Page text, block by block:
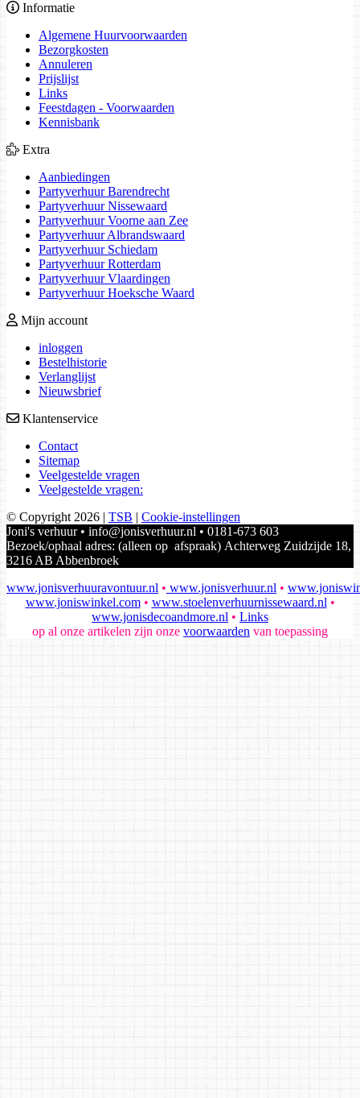
Informatie
Algemene Huurvoorwaarden
Bezorgkosten
Annuleren
Prijslijst
Links
Feestdagen - Voorwaarden
Kennisbank
Extra
Aanbiedingen
Partyverhuur Barendrecht
Partyverhuur Nissewaard
Partyverhuur Voorne aan Zee
Partyverhuur Albrandswaard
Partyverhuur Schiedam
Partyverhuur Rotterdam
Partyverhuur Vlaardingen
Partyverhuur Hoeksche Waard
Mijn account
inloggen
Bestelhistorie
Verlanglijst
Nieuwsbrief
Klantenservice
Contact
Sitemap
Veelgestelde vragen
Veelgestelde vragen:
© Copyright 2026 | TSB | Cookie-instellingen
Joni's verhuur • info@jonisverhuur.nl • 0181-673 603
Bezoek/ophaal adres: (alleen op afspraak) Achterweg Zuidzijde 18,
3216 AB Abbenbroek
www.jonisverhuuravontuur.nl • www.jonisverhuur.nl •
www.joniswinkel.com• www.stoelenverhuurnissewaard.nl •
www.jonisdecoandmore.nl • Links
op al onze artikelen zijn onze voorwaarden van toepassing